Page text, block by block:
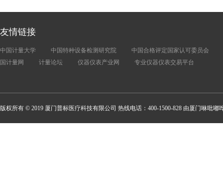
友情链接
中国计量大学 中国特种设备检测研究院
中国合格评定国家认可委员会
国计量网
计量论坛 仪器仪表产业网 专业仪器仪表交易平台
版权所有 © 2019 厦门普标医疗科技有限公司 热线电话：400-1500-828 由厦门咻吡